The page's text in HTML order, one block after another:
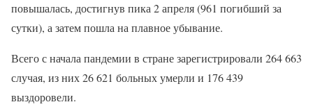
повышалась, достигнув пика 2 апреля (961 погибший за
сутки), а затем пошла на плавное убывание.
Всего с начала пандемии в стране зарегистрировали 264 663
случая, из них 26 621 больных умерли и 176 439
выздоровели.